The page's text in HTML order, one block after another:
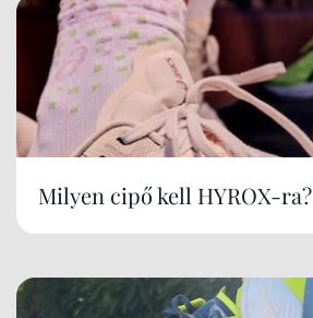
Milyen cipő kell HYROX-ra?